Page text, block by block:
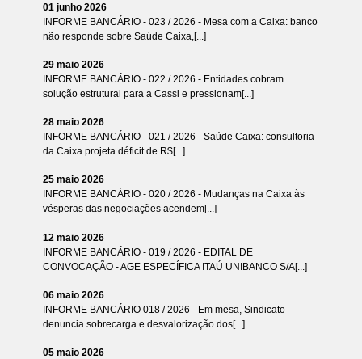
01 junho 2026
INFORME BANCÁRIO - 023 / 2026 - Mesa com a Caixa: banco
não responde sobre Saúde Caixa,[...]
29 maio 2026
INFORME BANCÁRIO - 022 / 2026 - Entidades cobram
solução estrutural para a Cassi e pressionam[...]
28 maio 2026
INFORME BANCÁRIO - 021 / 2026 - Saúde Caixa: consultoria
da Caixa projeta déficit de R$[...]
25 maio 2026
INFORME BANCÁRIO - 020 / 2026 - Mudanças na Caixa às
vésperas das negociações acendem[...]
12 maio 2026
INFORME BANCÁRIO - 019 / 2026 - EDITAL DE
CONVOCAÇÃO - AGE ESPECÍFICA ITAÚ UNIBANCO S/A[...]
06 maio 2026
INFORME BANCÁRIO 018 / 2026 - Em mesa, Sindicato
denuncia sobrecarga e desvalorização dos[...]
05 maio 2026